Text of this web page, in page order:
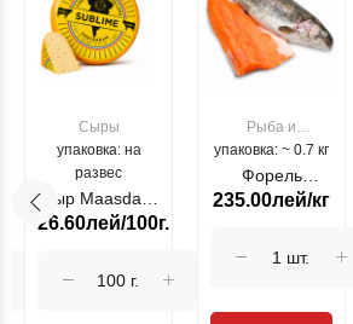
Сыры
упаковка: на
развес
Сыр Maasdam
Sublime Cow
26.60лей/100г.
Рыба и
морепродукты
упаковка: ~ 0.7 кг
Форель
лососевая
Moldovenesc"
235.00лей/кг